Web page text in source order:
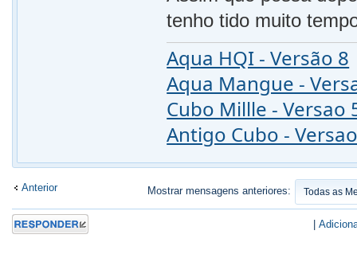
tenho tido muito
Aqua HQI - Versão 8
Aqua Mangue -
Cubo Millle - Versao
Antigo Cubo -
Anterior Mostrar mensagens anteriores:
Responder